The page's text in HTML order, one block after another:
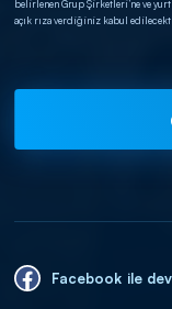
belirlenen Grup Şirketleri’ne ve yurt
açık rıza verdiğiniz kabul
Facebook ile